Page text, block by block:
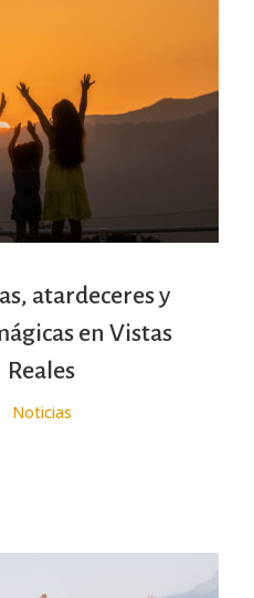
atardeceres y
en Vistas
Reales
Noticias